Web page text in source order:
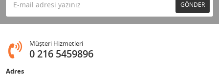
GÖNDER
Müşteri Hizmetleri
0 216 5459896
Adres